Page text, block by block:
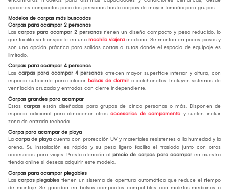
opciones compactas para dos personas hasta carpas de mayor tamaño para grupos.
Modelos de carpas más buscados
Carpas para acampar 2 personas
Las carpas para acampar 2 personas tienen un diseño compacto y peso reducido, lo
que facilita su transporte en una mochila viajera mediana. Se montan en pocos pasos y
son una opción práctica para salidas cortas o rutas donde el espacio de equipaje es
limitado.
Carpas para acampar 4 personas
Las carpas para acampar 4 personas ofrecen mayor superficie interior y altura, con
espacio suficiente para colocar bolsas de dormir o colchonetas. Incluyen sistemas de
ventilación cruzada y entradas con cierre independiente.
Carpas grandes para acampar
Estas carpas están diseñadas para grupos de cinco personas o más. Disponen de
espacio adicional para almacenar otros accesorios de campamento y suelen incluir
zona de entrada techada.
Carpa para acampar de playa
La carpa de playa cuenta con protección UV y materiales resistentes a la humedad y la
arena. Su instalación es rápida y su peso ligero facilita el traslado junto con otros
accesorios para viajes. Presta atención al precio de carpas para acampar en nuestra
tienda online si deseas adquirir este modelo.
Carpas para acampar plegables
Las carpas plegables tienen un sistema de apertura automática que reduce el tiempo
de montaje. Se guardan en bolsas compactas compatibles con maletas medianas o